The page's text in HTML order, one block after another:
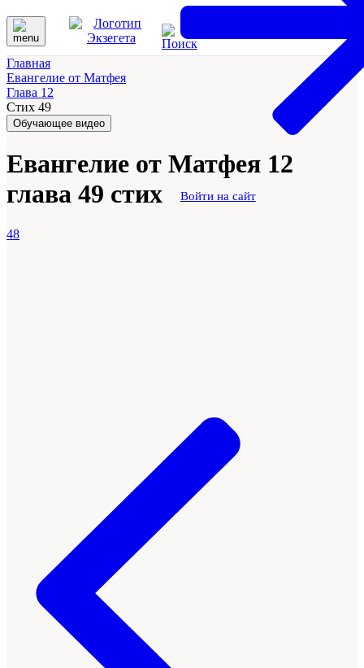
Войти на сайт
Главная
Евангелие от Матфея
Глава 12
Стих 49
Обучающее видео
Евангелие от Матфея 12
глава 49 стих
48